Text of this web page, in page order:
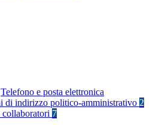
Telefono e posta elettronica
di indirizzo politico-amministrativo 2
7